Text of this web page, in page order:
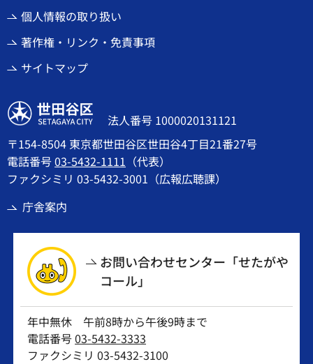
個人情報の取り扱い
著作権・リンク・免責事項
サイトマップ
世田谷区
法人番号 1000020131121
〒154-8504 東京都世田谷区世田谷4丁目21番27号
電話番号03-5432-1111 （代表）
ファクシミリ 03-5432-3001（広報広聴課）
庁舎案内
お問い合わせセンター「せたがや
コール」
年中無休 午前8時から午後9時まで
電話番号03-5432-3333
ファクシミリ 03-5432-3100